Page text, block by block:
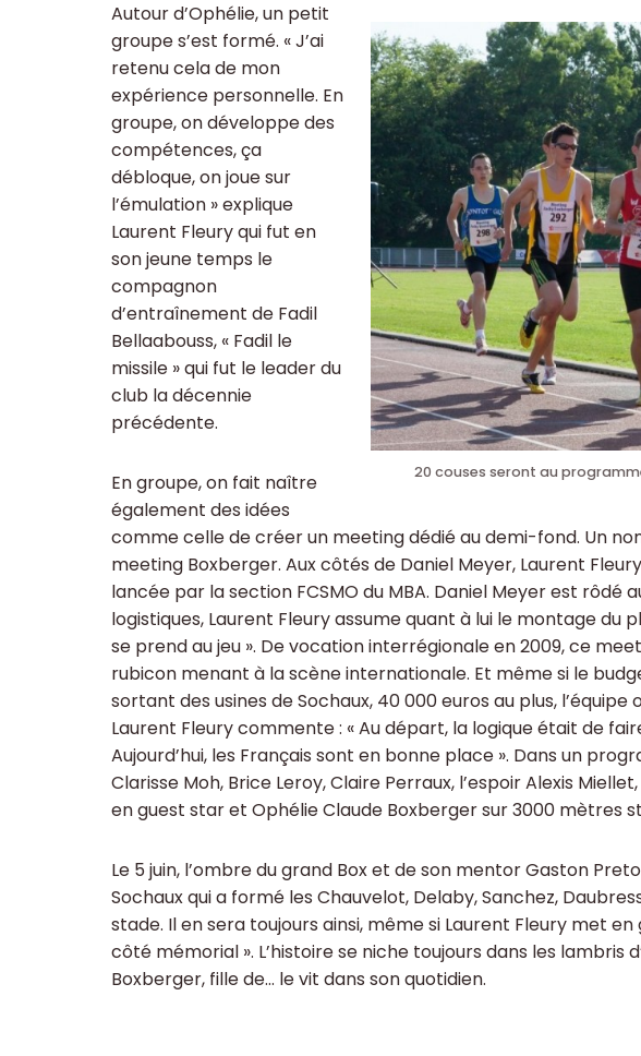
20 couses seront au
Autour d’Ophélie, un petit
groupe s’est formé. « J’ai
retenu cela de mon
expérience personnelle. En
groupe, on développe des
compétences, ça
débloque, on joue sur
l’émulation » explique
Laurent Fleury qui fut en
son jeune temps le
compagnon
d’entraînement de Fadil
Bellaabouss, « Fadil le
missile » qui fut le leader du
club la décennie
précédente.
En groupe, on fait naître
également des idées
comme celle de créer un meeting dédié au demi-fond. Un
meeting Boxberger. Aux côtés de Daniel Meyer, Laurent
lancée par la section FCSMO du MBA. Daniel Meyer est rôdé
logistiques, Laurent Fleury assume quant à lui le montage du
se prend au jeu ». De vocation interrégionale en 2009, ce
rubicon menant à la scène internationale. Et même si le
sortant des usines de Sochaux, 40 000 euros au plus,
Laurent Fleury commente : « Au départ, la logique était de
Aujourd’hui, les Français sont en bonne place ». Dans un
Clarisse Moh, Brice Leroy, Claire Perraux, l’espoir Alexis
en guest star et Ophélie Claude Boxberger sur 3000 mètres
Le 5 juin, l’ombre du grand Box et de son mentor Gaston
Sochaux qui a formé les Chauvelot, Delaby, Sanchez,
stade. Il en sera toujours ainsi, même si Laurent Fleury met
côté mémorial ». L’histoire se niche toujours dans les lambris
Boxberger, fille de… le vit dans son quotidien.